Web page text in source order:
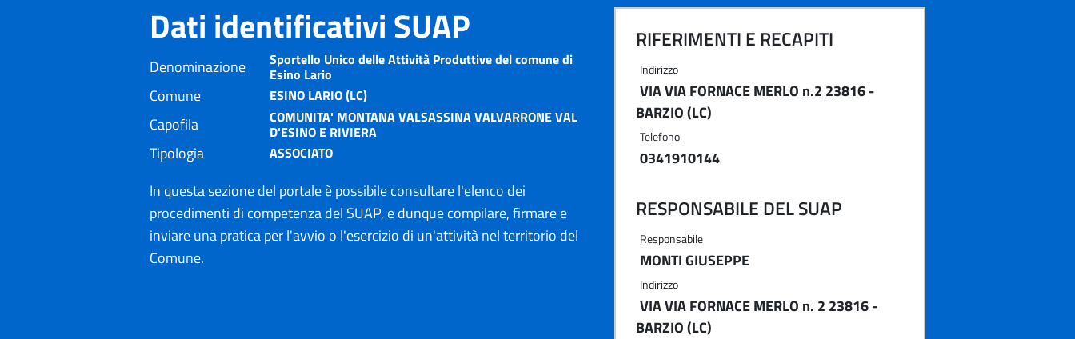
Dati identificativi SUAP
Denominazione Sportello Unico delle Attività Produttive del comune di
Esino Lario
Comune ESINO LARIO (LC)
Capofila COMUNITA' MONTANA VALSASSINA VALVARRONE VAL
D'ESINO E RIVIERA
Tipologia ASSOCIATO
In questa sezione del portale è possibile consultare l'elenco dei
procedimenti di competenza del SUAP, e dunque compilare, firmare e
inviare una pratica per l'avvio o l'esercizio di un'attività nel territorio del
Comune.
RIFERIMENTI E RECAPITI
Indirizzo
VIA VIA FORNACE MERLO n.2 23816 -
BARZIO (LC)
Telefono
0341910144
RESPONSABILE DEL SUAP
Responsabile
MONTI GIUSEPPE
Indirizzo
VIA VIA FORNACE MERLO n. 2 23816 -
BARZIO (LC)